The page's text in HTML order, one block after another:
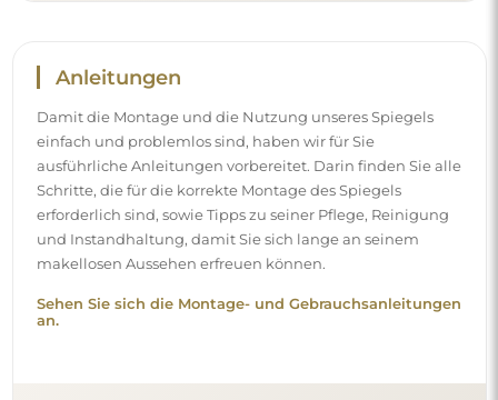
Anleitungen
Damit die Montage und die Nutzung unseres Spiegels
einfach und problemlos sind, haben wir für Sie
ausführliche Anleitungen vorbereitet. Darin finden Sie alle
Schritte, die für die korrekte Montage des Spiegels
erforderlich sind, sowie Tipps zu seiner Pflege, Reinigung
und Instandhaltung, damit Sie sich lange an seinem
makellosen Aussehen erfreuen können.
Sehen Sie sich die Montage- und Gebrauchsanleitungen
an.